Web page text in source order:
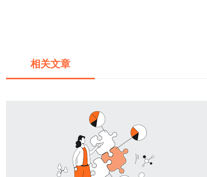
相关文章